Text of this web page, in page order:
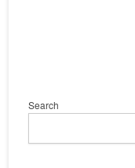
Search